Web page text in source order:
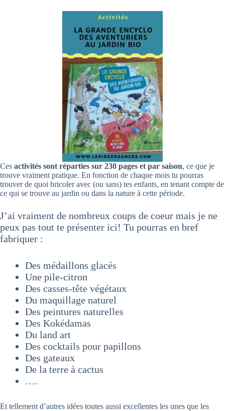
Ces activités sont réparties sur 230 pages et par saison, ce que je
trouve vraiment pratique. En fonction de chaque mois tu pourras
trouver de quoi bricoler avec (ou sans) tes enfants, en tenant compte de
ce qui se trouve au jardin ou dans la nature à cette période.
J’ai vraiment de nombreux coups de coeur mais je ne
peux pas tout te présenter ici! Tu pourras en bref
fabriquer :
Des médaillons glacés
Une pile-citron
Des casses-tête végétaux
Du maquillage naturel
Des peintures naturelles
Des Kokédamas
Du land art
Des cocktails pour papillons
Des gateaux
De la terre à cactus
….
Et tellement d’autres idées toutes aussi excellentes les unes que les